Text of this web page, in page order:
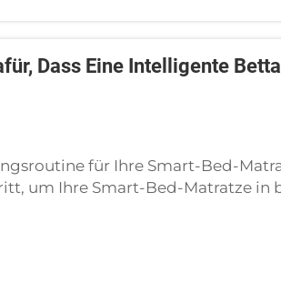
Dass Eine Intelligente
für Ihre Smart-Bed-
um Ihre Smart-Bed-Matratze in
ich, als ich meine erste Smart-
Staub und Schweiß sammelten